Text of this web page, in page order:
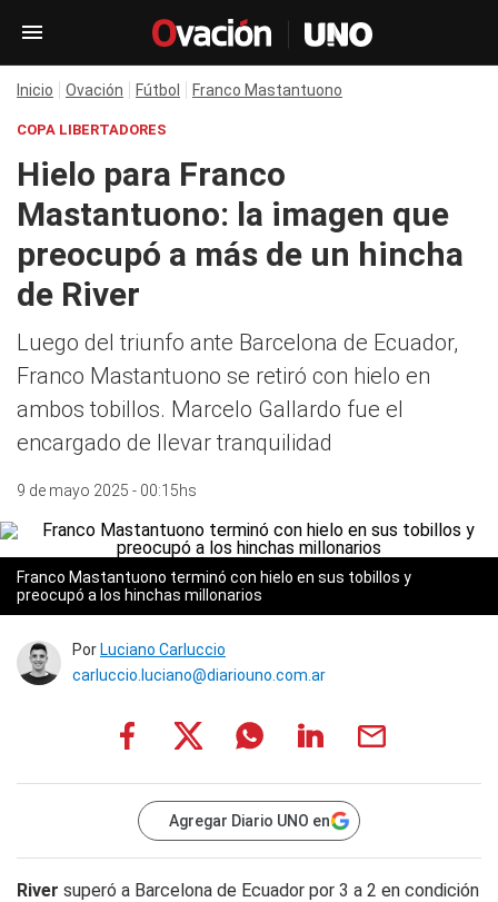
Inicio Ovación Fútbol Franco Mastantuono
COPA LIBERTADORES
Hielo para Franco
Mastantuono: la imagen que
preocupó a más de un hincha
de River
Luego del triunfo ante Barcelona de Ecuador,
Franco Mastantuono se retiró con hielo en
ambos tobillos. Marcelo Gallardo fue el
encargado de llevar tranquilidad
9 de mayo 2025 - 00:15hs
Franco Mastantuono terminó con hielo en sus tobillos y
preocupó a los hinchas millonarios
Por Luciano Carluccio
carluccio.luciano@diariouno.com.ar
Agregar Diario UNO en
River superó a Barcelona de Ecuador por 3 a 2 en condición